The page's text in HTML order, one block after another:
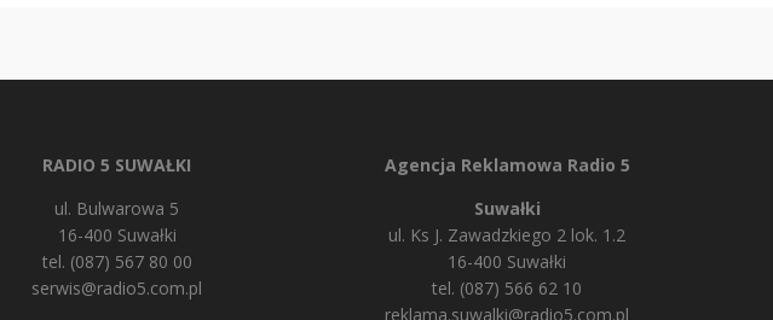
RADIO 5 SUWAŁKI
ul. Bulwarowa 5
16-400 Suwałki
tel. (087) 567 80 00
serwis@radio5.com.pl
Agencja Reklamowa Radio 5
Suwałki
ul. Ks J. Zawadzkiego 2 lok. 1.2
16-400 Suwałki
tel. (087) 566 62 10
reklama.suwalki@radio5.com.pl